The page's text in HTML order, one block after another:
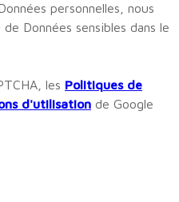
personnelles, nous
Données sensibles dans le
les Politiques de
d'utilisation de Google